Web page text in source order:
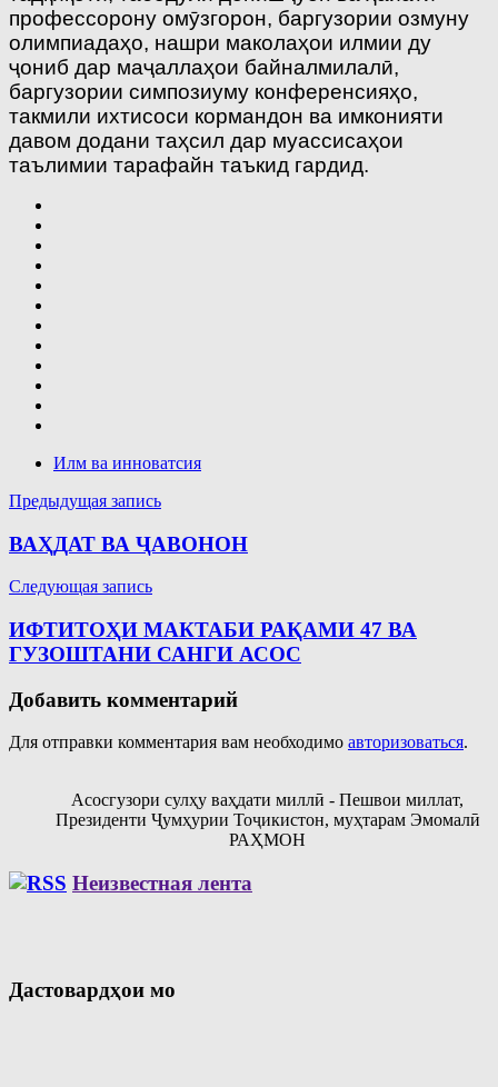
профессорону омӯзгорон, баргузории озмуну
олимпиадаҳо, нашри маколаҳои илмии ду
ҷониб дар маҷаллаҳои байналмилалӣ,
баргузории симпозиуму конференсияҳо,
такмили ихтисоси кормандон ва имконияти
давом додани таҳсил дар муассисаҳои
таълимии тарафайн таъкид гардид.
Илм ва инноватсия
Навигация
по
записям
Предыдущая запись
ВАҲДАТ ВА ҶАВОНОН
Следующая запись
ИФТИТОҲИ МАКТАБИ РАҚАМИ 47 ВА
ГУЗОШТАНИ САНГИ АСОС
Добавить комментарий
Для отправки комментария вам необходимо авторизоваться.
Асосгузори сулҳу ваҳдати миллӣ - Пешвои миллат,
Президенти Ҷумҳурии Тоҷикистон, муҳтарам Эмомалӣ
РАҲМОН
Неизвестная лента
Дастовардҳои мо